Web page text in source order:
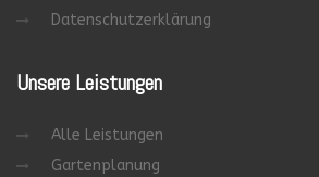
Datenschutzerklärung
Unsere Leistungen
Alle Leistungen
Gartenplanung